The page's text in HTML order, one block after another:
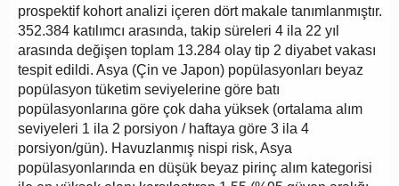
prospektif kohort analizi içeren dört makale tanımlanmıştır.
352.384 katılımcı arasında, takip süreleri 4 ila 22 yıl
arasında değişen toplam 13.284 olay tip 2 diyabet vakası
tespit edildi. Asya (Çin ve Japon) popülasyonları beyaz
popülasyon tüketim seviyelerine göre batı
popülasyonlarına göre çok daha yüksek (ortalama alım
seviyeleri 1 ila 2 porsiyon / haftaya göre 3 ila 4
porsiyon/gün). Havuzlanmış nispi risk, Asya
popülasyonlarında en düşük beyaz pirinç alım kategorisi